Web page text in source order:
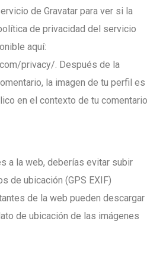
de Gravatar para ver si la
de privacidad del servicio
aquí:
privacy/. Después de la
la imagen de tu perfil es
en el contexto de tu
a la web, deberías evitar subir
de ubicación (GPS EXIF)
de la web pueden descargar
de ubicación de las imágenes